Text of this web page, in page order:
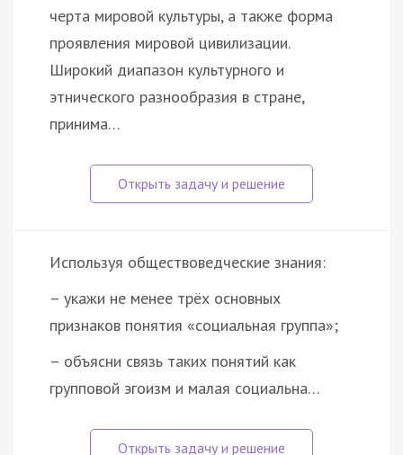
черта мировой культуры, а также форма
проявления мировой цивилизации.
Широкий диапазон культурного и
этнического разнообразия в стране,
принима…
Используя обществоведческие знания:
– укажи не менее трёх основных
признаков понятия «социальная группа»;
– объясни связь таких понятий как
групповой эгоизм и малая социальна…